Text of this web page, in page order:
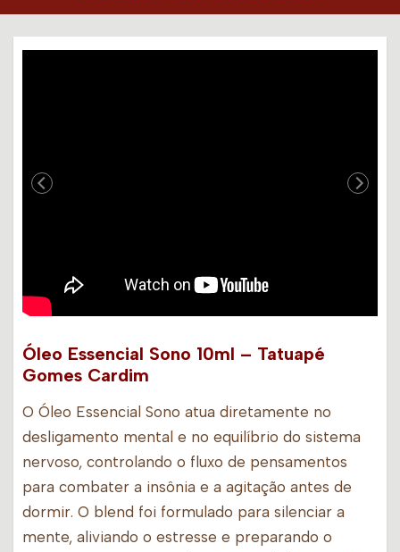
Óleo Essencial Sono 10ml – Tatuapé
Gomes Cardim
O Óleo Essencial Sono atua diretamente no
desligamento mental e no equilíbrio do sistema
nervoso, controlando o fluxo de pensamentos
para combater a insônia e a agitação antes de
dormir. O blend foi formulado para silenciar a
mente, aliviando o estresse e preparando o